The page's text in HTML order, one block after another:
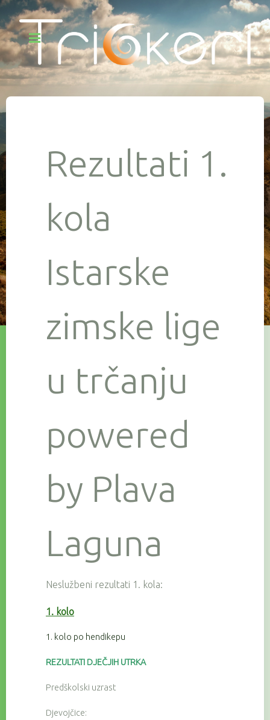
Rezultati 1.
kola
Istarske
zimske lige
u trčanju
powered
by Plava
Laguna
Neslužbeni rezultati 1. kola:
1. kolo
1. kolo po hendikepu
REZULTATI DJEČJIH UTRKA
Predškolski uzrast
Djevojčice: